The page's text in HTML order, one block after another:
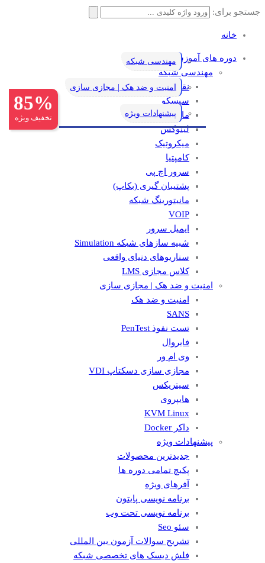
جستجو برای:
خانه
دوره های آموزشی
مهندسی شبکه
نقشه راه یادگیری شبکه
سیسکو
مایکروسافت
لینوکس
میکروتیک
کامپتیا
سرور اچ پی
پشتیبان گیری (بکاپ)
مانيتورينگ شبکه
VOIP
ایمیل سرور
شبیه سازهای شبکه Simulation
سناریوهای دنیای واقعی
کلاس مجازی LMS
امنیت و ضد هک | مجازی سازی
امنیت و ضد هک
SANS
تست نفوذ PenTest
فایروال
وی ام ور
مجازی سازی دسکتاپ VDI
سیتریکس
هایپروی
KVM Linux
داکر Docker
پیشنهادات ویژه
جدیدترین محصولات
پکیچ تمامی دوره ها
آفرهای ویژه
برنامه نویسی پایتون
برنامه نویسی تحت وب
سئو Seo
تشریح سوالات آزمون بین المللی
فلش دیسک های تخصصی شبکه
مهندسی شبکه
امنیت و ضد هک | مجازی سازی
پیشنهادات ویژه 85%
تخفیف ویژه